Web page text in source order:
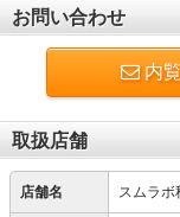
お問い合わせ
内
取扱店舗
店舗名 スムラボ